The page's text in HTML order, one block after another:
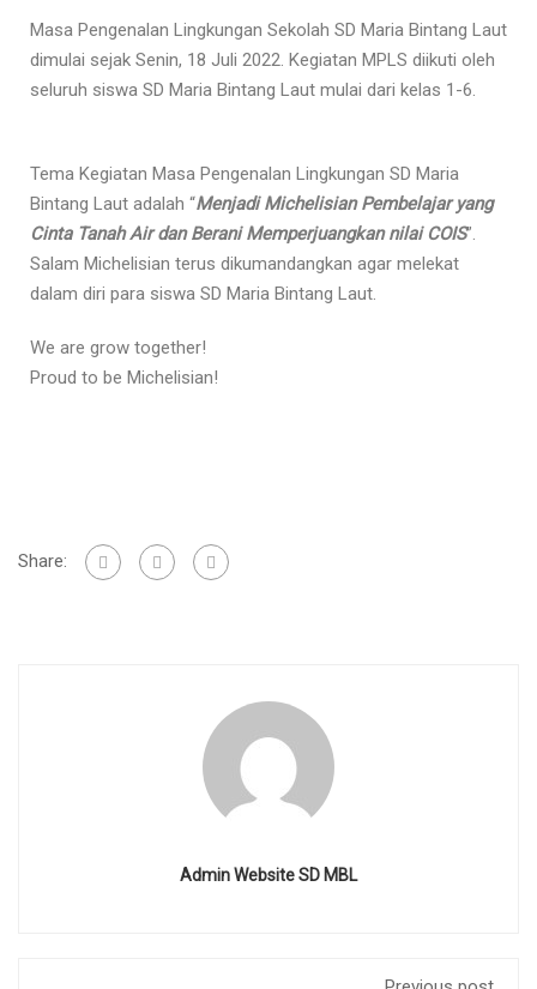
Masa Pengenalan Lingkungan Sekolah SD Maria Bintang Laut
dimulai sejak Senin, 18 Juli 2022. Kegiatan MPLS diikuti oleh
seluruh siswa SD Maria Bintang Laut mulai dari kelas 1-6.
Tema Kegiatan Masa Pengenalan Lingkungan SD Maria
Bintang Laut adalah “Menjadi Michelisian Pembelajar yang
Cinta Tanah Air dan Berani Memperjuangkan nilai COIS”.
Salam Michelisian terus dikumandangkan agar melekat
dalam diri para siswa SD Maria Bintang Laut.
We are grow together!
Proud to be Michelisian!
Share:
Admin Website SD MBL